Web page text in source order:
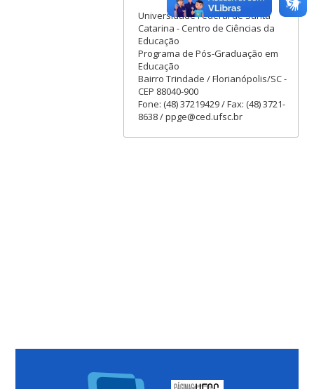
Universidade Federal de Santa
Catarina - Centro de Ciências da
Educação
Programa de Pós-Graduação em
Educação
Bairro Trindade / Florianópolis/SC -
CEP 88040-900
Fone: (48) 37219429 / Fax: (48) 3721-
8638 / ppge@ced.ufsc.br